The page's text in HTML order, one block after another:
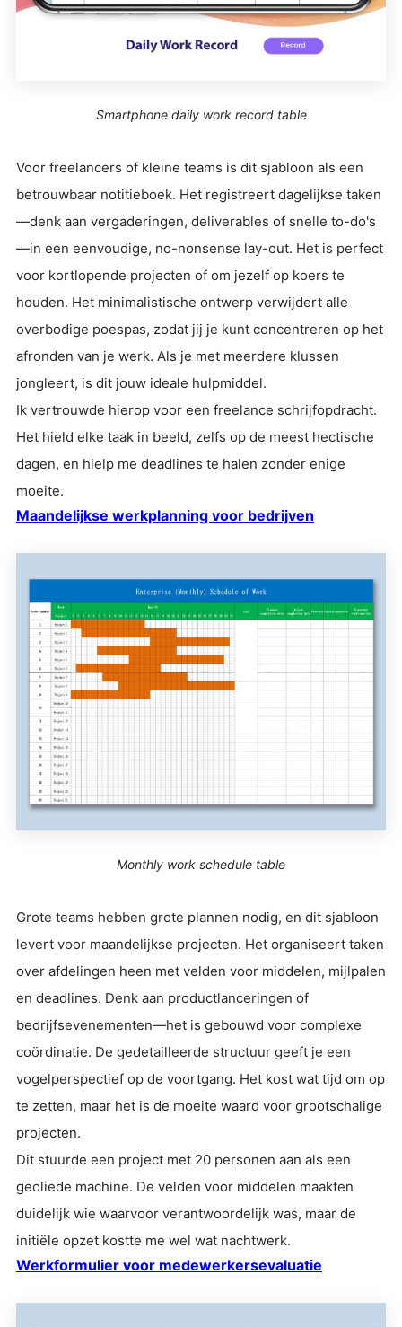
Smartphone daily work record table
Voor freelancers of kleine teams is dit sjabloon als een
betrouwbaar notitieboek. Het registreert dagelijkse taken
—denk aan vergaderingen, deliverables of snelle to-do's
—in een eenvoudige, no-nonsense lay-out. Het is perfect
voor kortlopende projecten of om jezelf op koers te
houden. Het minimalistische ontwerp verwijdert alle
overbodige poespas, zodat jij je kunt concentreren op het
afronden van je werk. Als je met meerdere klussen
jongleert, is dit jouw ideale hulpmiddel.
Ik vertrouwde hierop voor een freelance schrijfopdracht.
Het hield elke taak in beeld, zelfs op de meest hectische
dagen, en hielp me deadlines te halen zonder enige
moeite.
Maandelijkse werkplanning voor bedrijven
Monthly work schedule table
Grote teams hebben grote plannen nodig, en dit sjabloon
levert voor maandelijkse projecten. Het organiseert taken
over afdelingen heen met velden voor middelen, mijlpalen
en deadlines. Denk aan productlanceringen of
bedrijfsevenementen—het is gebouwd voor complexe
coördinatie. De gedetailleerde structuur geeft je een
vogelperspectief op de voortgang. Het kost wat tijd om op
te zetten, maar het is de moeite waard voor grootschalige
projecten.
Dit stuurde een project met 20 personen aan als een
geoliede machine. De velden voor middelen maakten
duidelijk wie waarvoor verantwoordelijk was, maar de
initiële opzet kostte me wel wat nachtwerk.
Werkformulier voor medewerkersevaluatie